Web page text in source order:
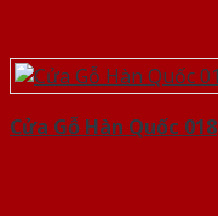
Cửa Gỗ Hàn Quốc 018